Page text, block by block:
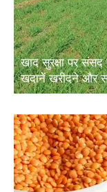
खाद सुरक्षा पर
खदानें खरीदने और